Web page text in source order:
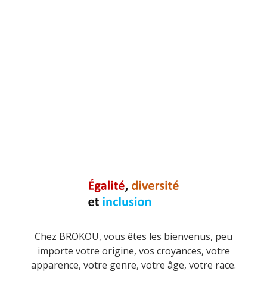
Chez BROKOU, vous êtes les bienvenus, peu
importe votre origine, vos croyances, votre
apparence, votre genre, votre âge, votre race.